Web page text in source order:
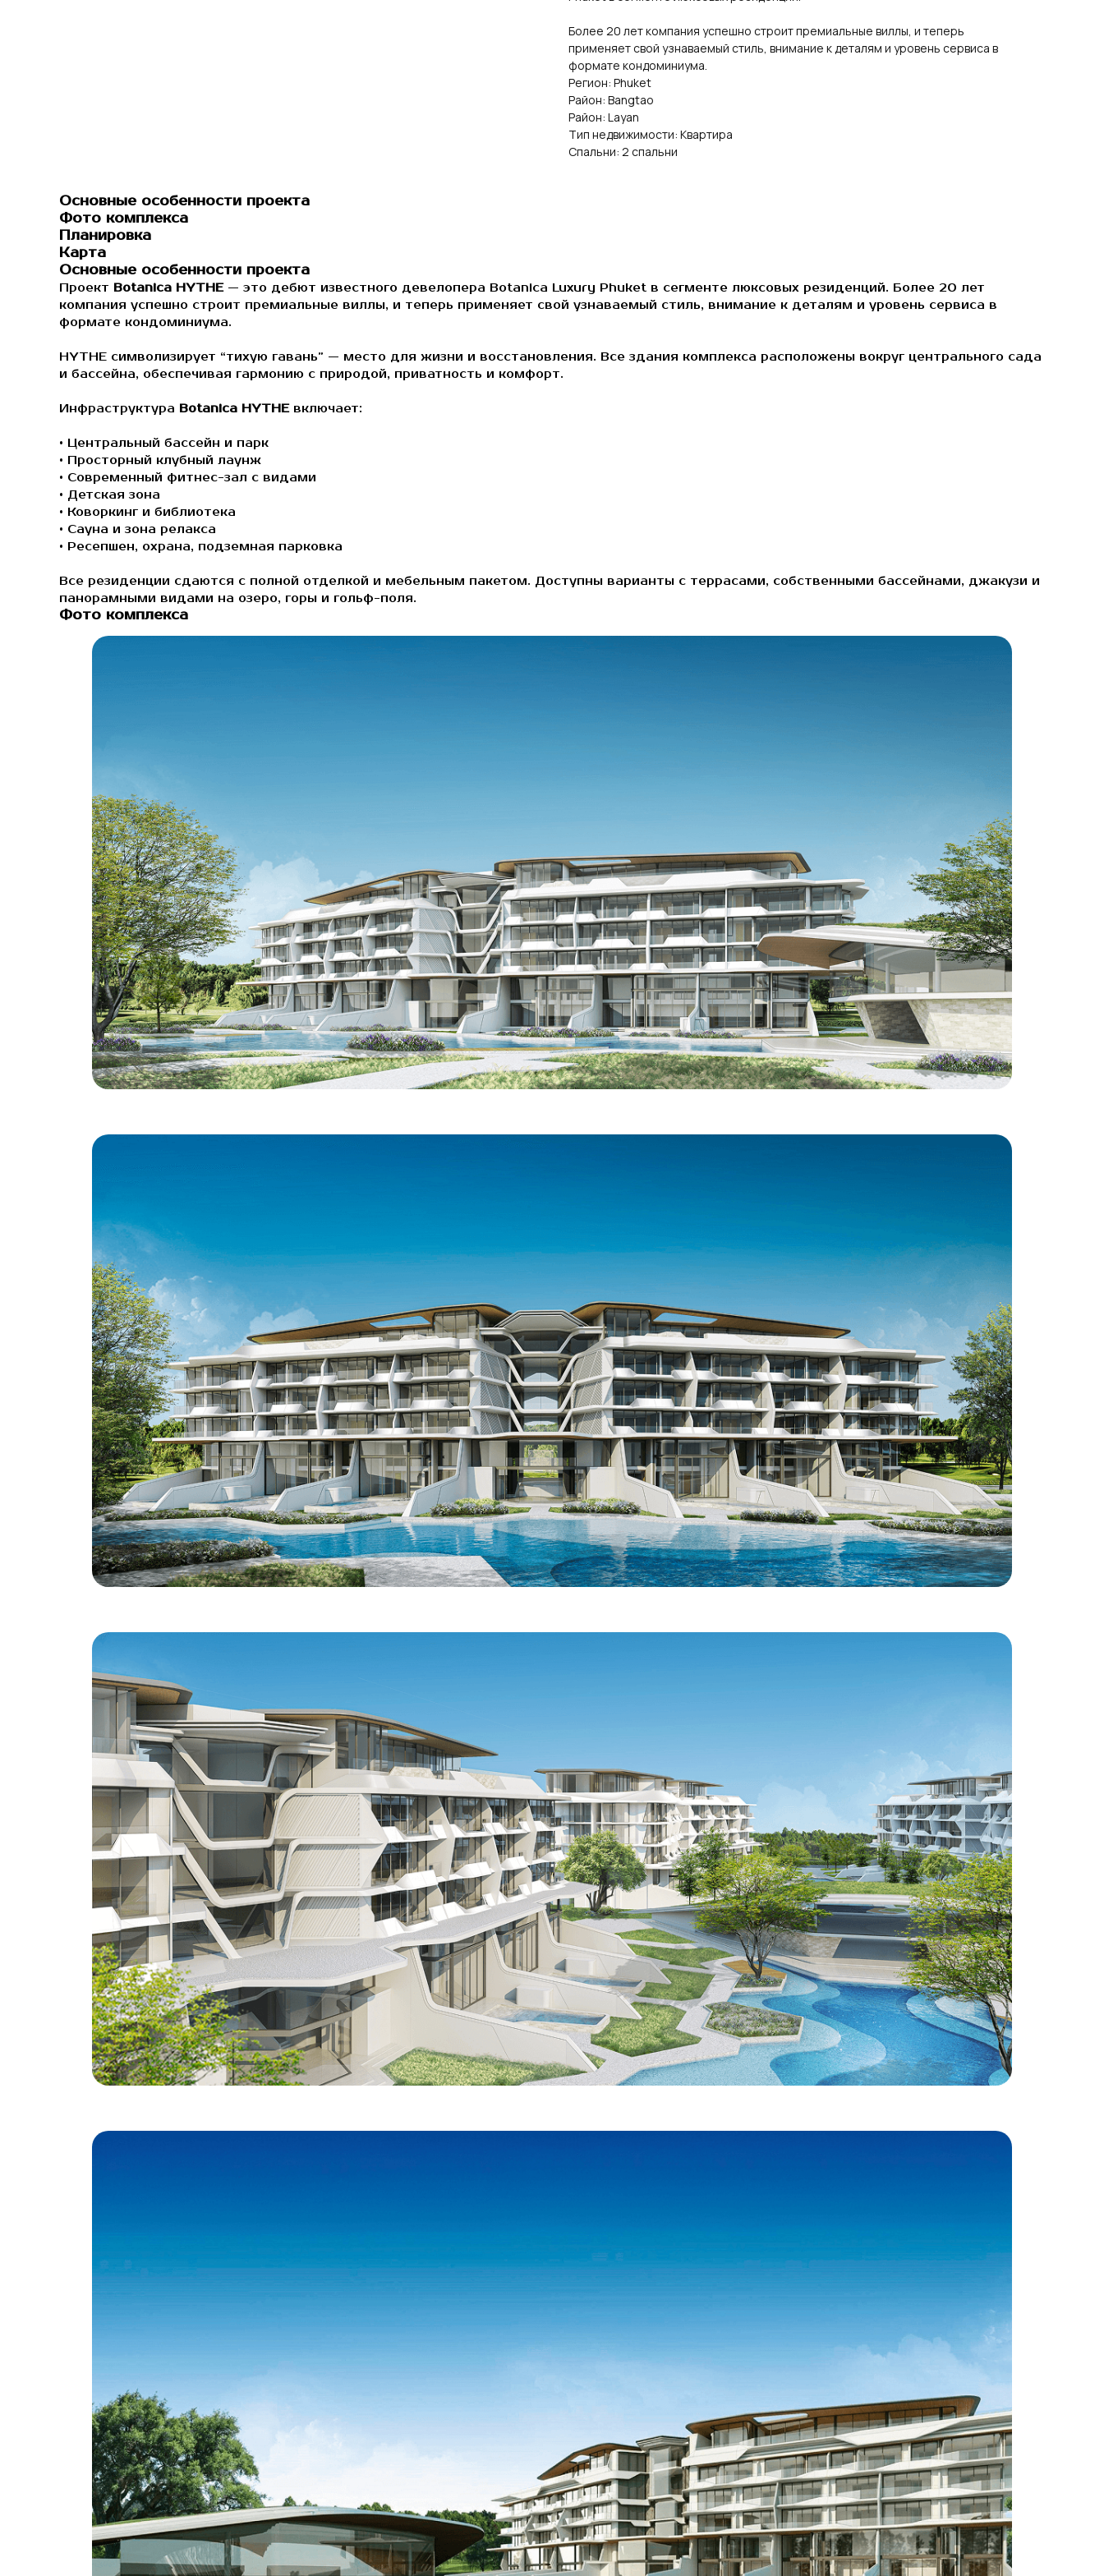
Более 20 лет компания успешно строит премиальные виллы, и теперь
применяет свой узнаваемый стиль, внимание к деталям и уровень сервиса в
формате кондоминиума.
Регион: Phuket
Район: Bangtao
Район: Layan
Тип недвижимости: Квартира
Спальни: 2 спальни
Основные особенности проекта
Фото комплекса
Планировка
Карта
Основные особенности проекта
Проект Botanica HYTHE— это дебют известного девелопера Botanica Luxury Phuket в сегменте люксовых резиденций. Более 20 лет
компания успешно строит премиальные виллы, и теперь применяет свой узнаваемый стиль, внимание к деталям и уровень сервиса в
формате кондоминиума.
HYTHE символизирует “тихую гавань” — место для жизни и восстановления. Все здания комплекса расположены вокруг центрального сада
и бассейна, обеспечивая гармонию с природой, приватность и комфорт.
Инфраструктура Botanica HYTHE включает:
• Центральный бассейн и парк
• Просторный клубный лаунж
• Современный фитнес-зал с видами
• Детская зона
• Коворкинг и библиотека
• Сауна и зона релакса
• Ресепшен, охрана, подземная парковка
Все резиденции сдаются с полной отделкой и мебельным пакетом. Доступны варианты с террасами, собственными бассейнами, джакузи и
панорамными видами на озеро, горы и гольф-поля.
Фото комплекса